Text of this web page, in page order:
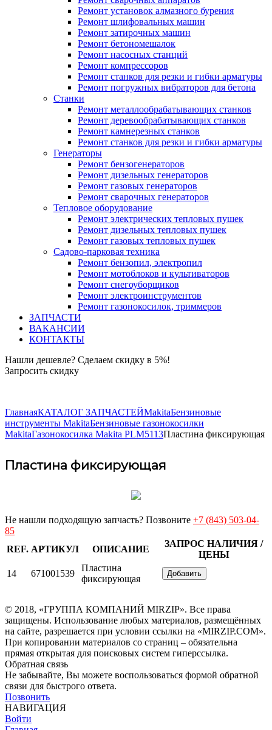
Ремонт установок алмазного бурения
Ремонт шлифовальных машин
Ремонт затирочных машин
Ремонт бетономешалок
Ремонт насосных станций
Ремонт компрессоров
Ремонт станков для резки и гибки арматуры
Ремонт погружных вибраторов для бетона
Станки
Ремонт металлообрабатывающих станков
Ремонт деревообрабатывающих станков
Ремонт камнерезных станков
Ремонт станков для резки и гибки арматуры
Генераторы
Ремонт бензогенераторов
Ремонт дизельных генераторов
Ремонт газовых генераторов
Ремонт сварочных генераторов
Тепловое оборудование
Ремонт электрических тепловых пушек
Ремонт дизельных тепловых пушек
Ремонт газовых тепловых пушек
Садово-парковая техника
Ремонт бензопил, электропил
Ремонт мотоблоков и культиваторов
Ремонт снегоуборщиков
Ремонт электроинструментов
Ремонт газонокосилок, триммеров
ЗАПЧАСТИ
ВАКАНСИИ
КОНТАКТЫ
Нашли дешевле? Сделаем скидку в 5%!
Запросить скидку
ГлавнаяКАТАЛОГ ЗАПЧАСТЕЙMakitaБензиновые
инструменты MakitaБензиновые газонокосилки
MakitaГазонокосилка Makita PLM5113Пластина фиксирующая
Пластина фиксирующая
Не нашли подходящую запчасть? Позвоните +7 (843) 503-04-
85
REF. АРТИКУЛ ОПИСАНИЕ
ЗАПРОС НАЛИЧИЯ /
ЦЕНЫ
14
671001539
Пластина
фиксирующая
Добавить
© 2018, «ГРУППА КОМПАНИЙ MIRZIP». Все права
защищены. Использование любых материалов, размещённых
на сайте, разрешается при условии ссылки на «MIRZIP.COM».
При копировании материалов со страниц – обязательна
прямая открытая для поисковых систем гиперссылка.
Обратная связь
Не забывайте, Вы можете воспользоваться формой обратной
связи для быстрого ответа.
Позвонить
НАВИГАЦИЯ
Войти